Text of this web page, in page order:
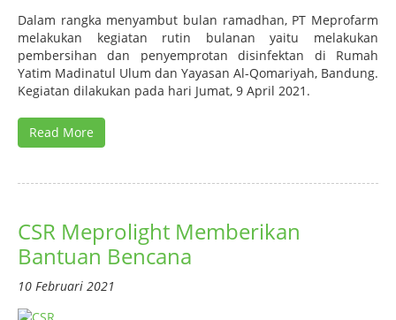
Dalam rangka menyambut bulan ramadhan, PT Meprofarm
melakukan kegiatan rutin bulanan yaitu melakukan
pembersihan dan penyemprotan disinfektan di Rumah
Yatim Madinatul Ulum dan Yayasan Al-Qomariyah, Bandung.
Kegiatan dilakukan pada hari Jumat, 9 April 2021.
Read More
CSR Meprolight Memberikan
Bantuan Bencana
10 Februari 2021